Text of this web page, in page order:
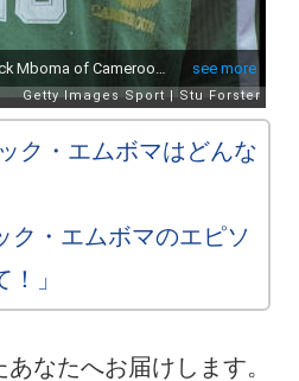
ク・エムボマはどんな
ク・エムボマのエピソ
」
なたへお届けします。